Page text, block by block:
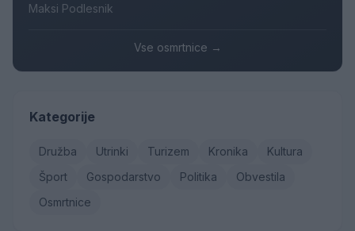
Maksi Podlesnik
Vse osmrtnice →
Kategorije
Družba Utrinki Turizem Kronika
Kultura
Šport
Gospodarstvo Politika
Obvestila
Osmrtnice